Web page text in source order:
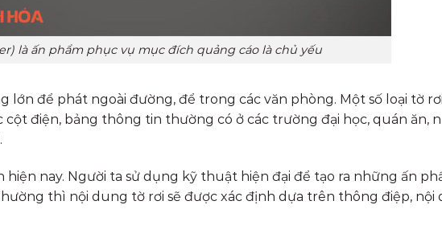
là ấn phẩm phục vụ mục đích quảng cáo là chủ yếu
lớn để phát ngoài đường, để trong các văn phòng. Một số loại tờ
cột điện, bảng thông tin thường có ở các trường đại học, quán ăn,
hiện nay. Người ta sử dụng kỹ thuật hiện đại để tạo ra những ấn
thì nội dung tờ rơi sẽ được xác định dựa trên thông điệp, nội